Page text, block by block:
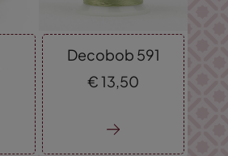
Decobob 591
€13,50